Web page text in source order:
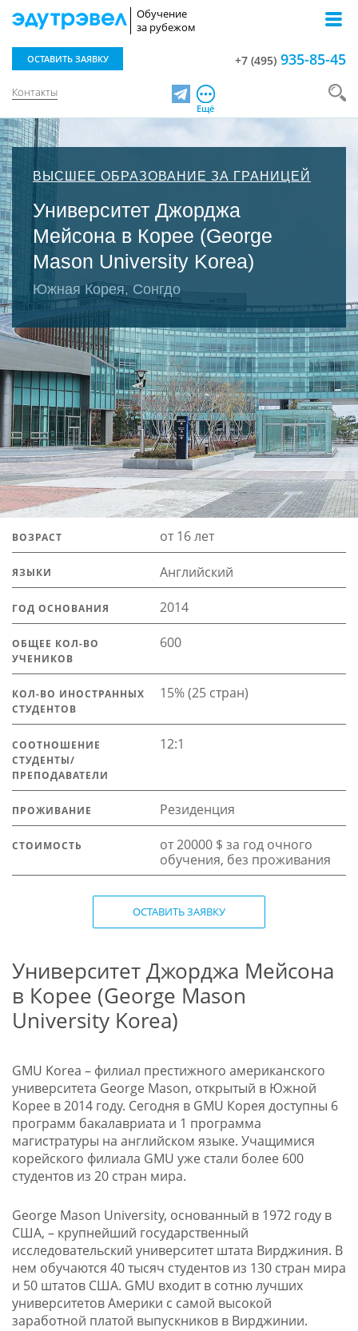
Обучение
за рубежом
Контакты
ОСТАВИТЬ ЗАЯВКУ +7 (495) 935-85-45
TelegramЕщё
ВЫСШЕЕ ОБРАЗОВАНИЕ ЗА ГРАНИЦЕЙ
Университет Джорджа
Мейсона в Корее (George
Mason University Korea)
Южная Корея, Сонгдо
ВОЗРАСТ от 16 лет
ЯЗЫКИ Английский
ГОД ОСНОВАНИЯ 2014
ОБЩЕЕ КОЛ-ВО
УЧЕНИКОВ
600
КОЛ-ВО ИНОСТРАННЫХ
СТУДЕНТОВ
15% (25 стран)
СООТНОШЕНИЕ
СТУДЕНТЫ/
ПРЕПОДАВАТЕЛИ
12:1
ПРОЖИВАНИЕ Резиденция
СТОИМОСТЬ
от 20000 $ за год очного
обучения, без проживания
ОСТАВИТЬ ЗАЯВКУ
Университет Джорджа Мейсона
в Корее (George Mason
University Korea)
GMU Korea – филиал престижного американского
университета George Mason, открытый в Южной
Корее в 2014 году. Сегодня в GMU Корея доступны 6
программ бакалавриата и 1 программа
магистратуры на английском языке. Учащимися
корейского филиала GMU уже стали более 600
студентов из 20 стран мира.
George Mason University, основанный в 1972 году в
США, – крупнейший государственный
исследовательский университет штата Вирджиния. В
нем обучаются 40 тысяч студентов из 130 стран мира
и 50 штатов США. GMU входит в сотню лучших
университетов Америки с самой высокой
заработной платой выпускников в Вирджинии.